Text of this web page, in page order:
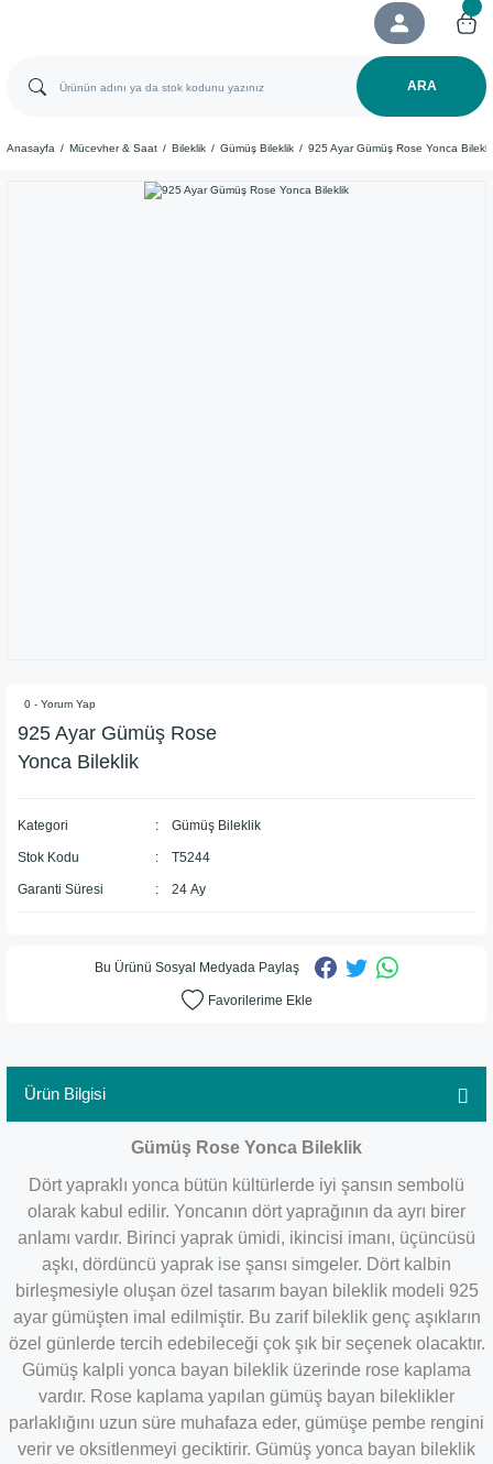
ARA
Anasayfa Mücevher & Saat Bileklik Gümüş Bileklik 925 Ayar Gümüş Rose Yonca
0 - Yorum Yap
925 Ayar Gümüş Rose
Yonca Bileklik
Kategori Gümüş Bileklik
Stok Kodu T5244
Garanti Süresi 24 Ay
Bu Ürünü Sosyal Medyada Paylaş
Ürün Bilgisi
Gümüş Rose Yonca Bileklik
Dört yapraklı yonca bütün kültürlerde iyi şansın sembolü
olarak kabul edilir. Yoncanın dört yaprağının da ayrı birer
anlamı vardır. Birinci yaprak ümidi, ikincisi imanı, üçüncüsü
aşkı, dördüncü yaprak ise şansı simgeler. Dört kalbin
birleşmesiyle oluşan özel tasarım bayan bileklik modeli 925
ayar gümüşten imal edilmiştir. Bu zarif bileklik genç aşıkların
özel günlerde tercih edebileceği çok şık bir seçenek olacaktır.
Gümüş kalpli yonca bayan bileklik üzerinde rose kaplama
vardır. Rose kaplama yapılan gümüş bayan bileklikler
parlaklığını uzun süre muhafaza eder, gümüşe pembe rengini
verir ve oksitlenmeyi geciktirir. Gümüş yonca bayan bileklik